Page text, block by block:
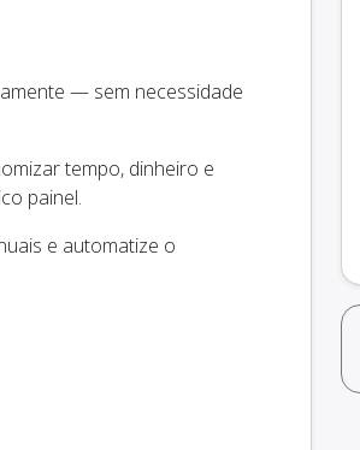
— sem necessidade
tempo, dinheiro e
painel.
e automatize o